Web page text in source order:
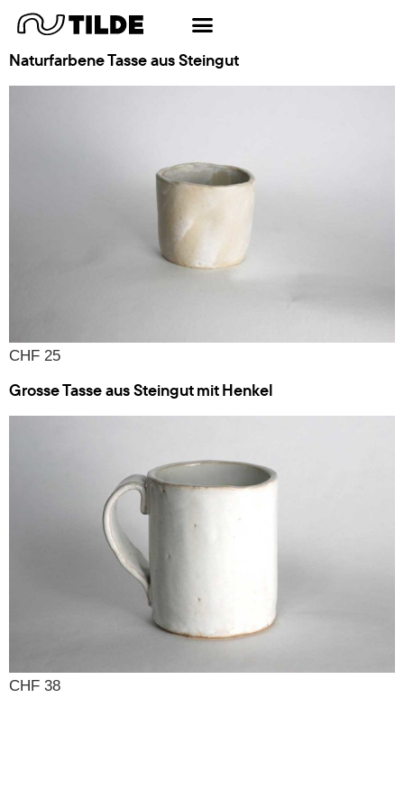
Schlagwort:Tasse
Naturfarbene Tasse aus Steingut
CHF 25
Grosse Tasse aus Steingut mit Henkel
CHF 38